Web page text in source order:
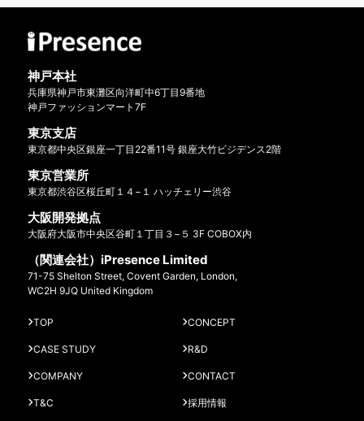
神戸本社
兵庫県神戸市東灘区向洋町中6丁目9番地
神戸ファッションマート7F
東京支店
東京都中央区銀座一丁目22番11号 銀座大竹ビジデンス2階
東京営業所
東京都渋谷区桜丘町１４−１ ハッチェリー渋谷
大阪開発拠点
大阪府大阪市中央区谷町１丁目３−５ 3F COBOX内
（関連会社）iPresence Limited
71-75 Shelton Street, Covent Garden, London,
WC2H 9JQ United Kingdom
TOP CONCEPT
CASE STUDY R&D
COMPANY CONTACT
T&C 採用情報